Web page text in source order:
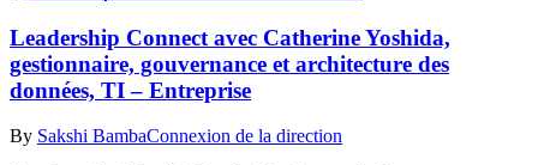
Leadership Connect avec Catherine Yoshida,
gestionnaire, gouvernance et architecture des
données, TI – Entreprise
By Sakshi BambaConnexion de la direction